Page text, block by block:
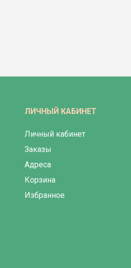
ЛИЧНЫЙ КАБИНЕТ
Личный кабинет
Заказы
Адреса
Корзина
Избранное